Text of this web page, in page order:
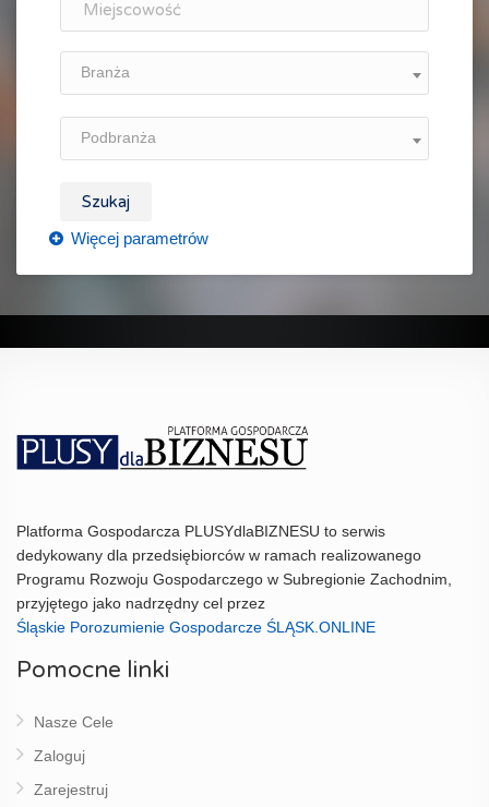
Branża
Podbranża
Szukaj
Platforma Gospodarcza PLUSYdlaBIZNESU to serwis
dedykowany dla przedsiębiorców w ramach realizowanego
Programu Rozwoju Gospodarczego w Subregionie Zachodnim,
przyjętego jako nadrzędny cel przez
Śląskie Porozumienie Gospodarcze ŚLĄSK.ONLINE
Pomocne linki
Nasze Cele
Zaloguj
Zarejestruj